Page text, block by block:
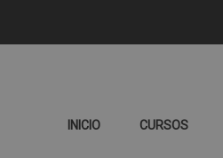
INICIO CURSOS